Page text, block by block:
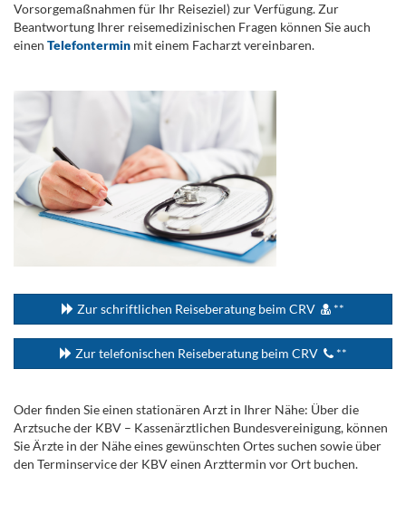
Vorsorgemaßnahmen für Ihr Reiseziel) zur Verfügung. Zur
Beantwortung Ihrer reisemedizinischen Fragen können Sie auch
einen Telefontermin mit einem Facharzt vereinbaren.
Zur schriftlichen Reiseberatung beim CRV **
Zur telefonischen Reiseberatung beim CRV **
Oder finden Sie einen stationären Arzt in Ihrer Nähe: Über die
Arztsuche der KBV – Kassenärztlichen Bundesvereinigung, können
Sie Ärzte in der Nähe eines gewünschten Ortes suchen sowie über
den Terminservice der KBV einen Arzttermin vor Ort buchen.